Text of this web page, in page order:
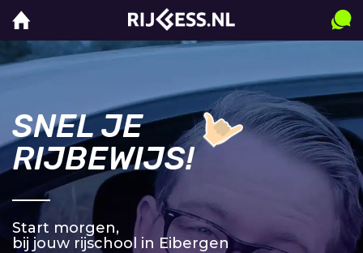
SNEL JE
RIJBEWIJS!
Start morgen,
bij jouw rijschool in Eibergen